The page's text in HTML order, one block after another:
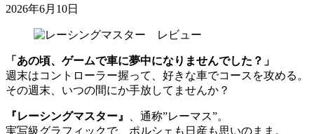
2026年6月10日
「あの頃、ゲームで車に夢中になりませんでした？」
週末はコントローラー握って、好きな車でコースを攻める。
その週末、いつの間にか手放してませんか？
『レーシングマスター』
、通称”レーマス”。
実写級グラフィックで、ポルシェも日産も思いのまま。